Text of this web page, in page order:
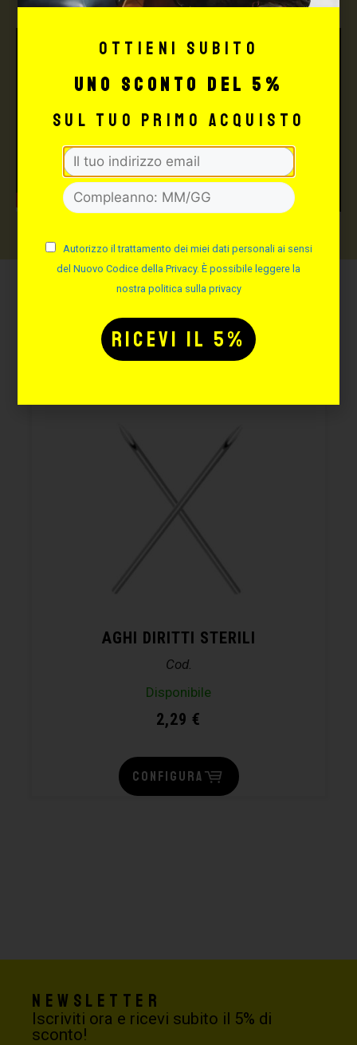
anche:
AGHI DIRITTI STERILI
Cod.
Disponibile
2,29 €
CONFIGURA
Newsletter
Iscriviti ora e ricevi subito il 5% di
sconto!
Ottieni subito
uno sconto del 5%
sul tuo primo acquisto
Autorizzo il trattamento dei miei dati personali ai sensi
del Nuovo Codice della Privacy. È possibile leggere la
nostra politica sulla privacy